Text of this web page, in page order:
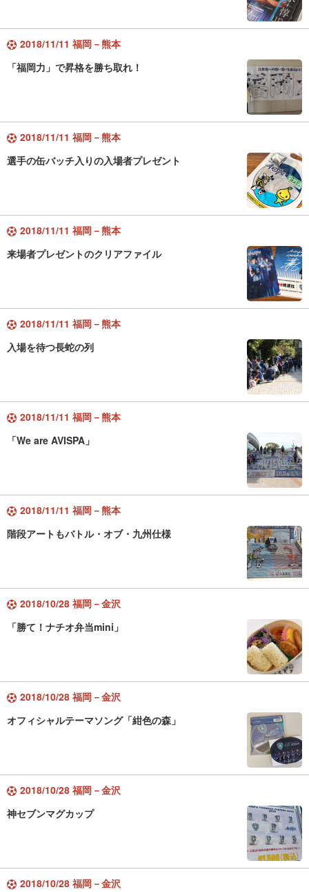
2018/11/11 福岡－熊本
「福岡力」で昇格を勝ち取れ！
2018/11/11 福岡－熊本
選手の缶バッチ入りの入場者プレゼント
2018/11/11 福岡－熊本
来場者プレゼントのクリアファイル
2018/11/11 福岡－熊本
入場を待つ長蛇の列
2018/11/11 福岡－熊本
「We are AVISPA」
2018/11/11 福岡－熊本
階段アートもバトル・オブ・九州仕様
2018/10/28 福岡－金沢
「勝て！ナチオ弁当mini」
2018/10/28 福岡－金沢
オフィシャルテーマソング「紺色の森」
2018/10/28 福岡－金沢
神セブンマグカップ
2018/10/28 福岡－金沢